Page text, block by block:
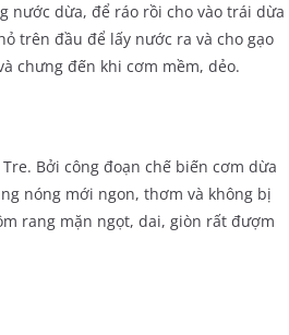
nước dừa, để ráo rồi cho vào trái dừa
trên đầu để lấy nước ra và cho gạo
chưng đến khi cơm mềm, dẻo.
Bởi công đoạn chế biến cơm dừa
nóng mới ngon, thơm và không bị
rang mặn ngọt, dai, giòn rất đượm